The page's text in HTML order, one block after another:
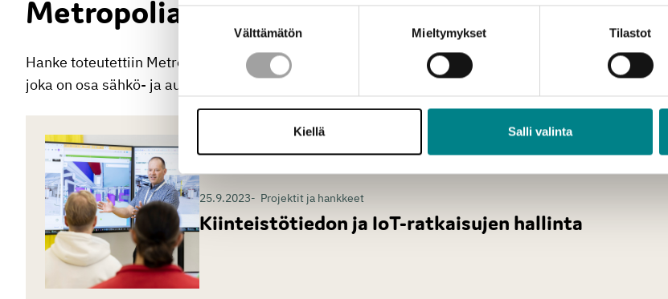
Välttämätön Mieltymykset Tilastot
Kiellä Salli valinta
Metropolia ammattikorkeakoulu
Hanke toteutettiin Metropolia ammattikorkeakoulun Kiinteistöjen sähkötekniikka – osaamisalueella,
joka on osa sähkö- ja automaatiotekniikan yksikköä. Hanke ajoittui vuosille 2020-2024.
25.9.2023 Projektit ja hankkeet
Kiinteistötiedon ja IoT-ratkaisujen hallinta